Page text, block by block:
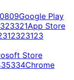
Google Play
App Store
Store
Chrome